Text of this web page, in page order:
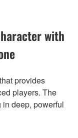
with
provides
players. The
deep, powerful